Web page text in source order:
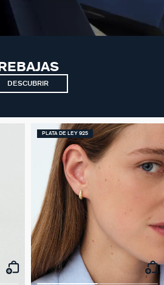
REBAJAS
DESCUBRIR
PLATA DE LEY 925